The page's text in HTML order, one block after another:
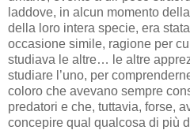
laddove, in alcun momento
della loro intera specie, era
occasione simile, ragione per
studiava le altre… le altre
studiare l’uno, per
coloro che avevano sempre
predatori e che, tuttavia, forse,
concepire qual qualcosa di più